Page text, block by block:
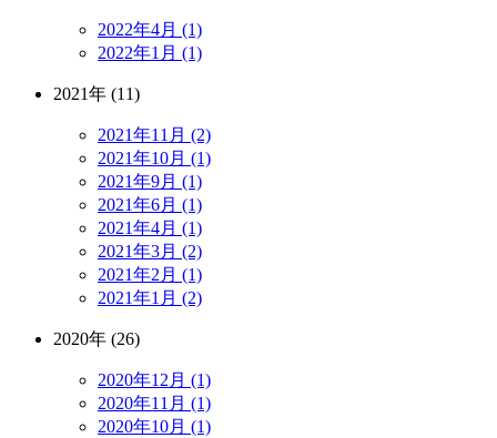
2022年4月 (1)
2022年1月 (1)
2021年 (11)
2021年11月 (2)
2021年10月 (1)
2021年9月 (1)
2021年6月 (1)
2021年4月 (1)
2021年3月 (2)
2021年2月 (1)
2021年1月 (2)
2020年 (26)
2020年12月 (1)
2020年11月 (1)
2020年10月 (1)